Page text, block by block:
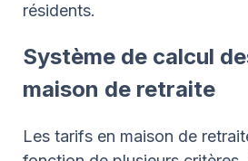
résidents.
Système de calcul
maison de retraite
Les tarifs en maison de